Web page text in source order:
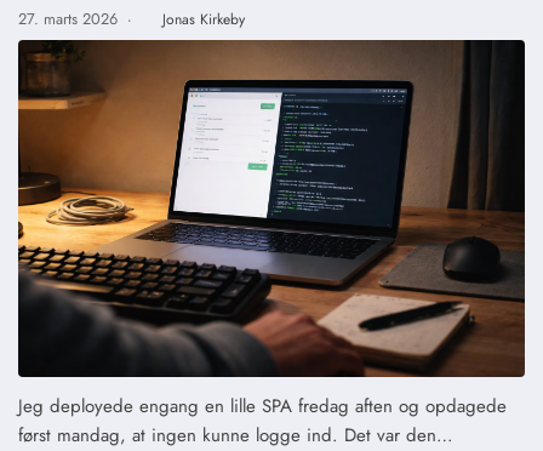
27. marts 2026 · Jonas Kirkeby
Jeg deployede engang en lille SPA fredag aften og opdagede
først mandag, at ingen kunne logge ind. Det var den…